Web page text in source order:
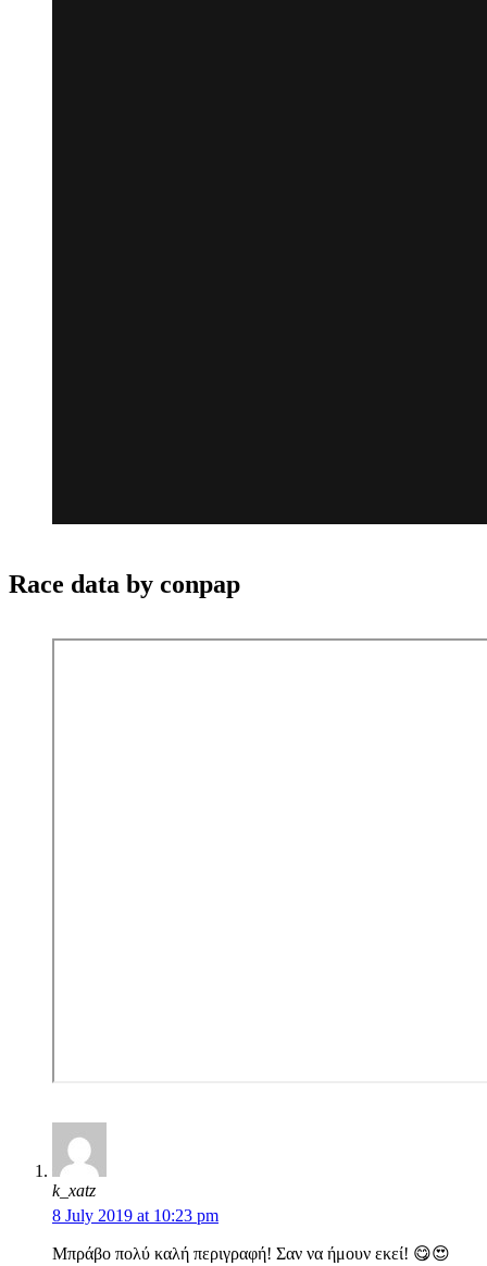
Race data by conpap
k_xatz
8 July 2019 at 10:23 pm
Μπράβο πολύ καλή περιγραφή! Σαν να ήμουν εκεί! 😋😍